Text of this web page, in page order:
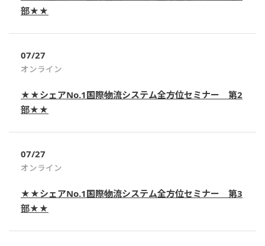
部★★
07/27
オンライン
★★シェアNo.1国際物流システム全方位セミナー 第2
部★★
07/27
オンライン
★★シェアNo.1国際物流システム全方位セミナー 第3
部★★